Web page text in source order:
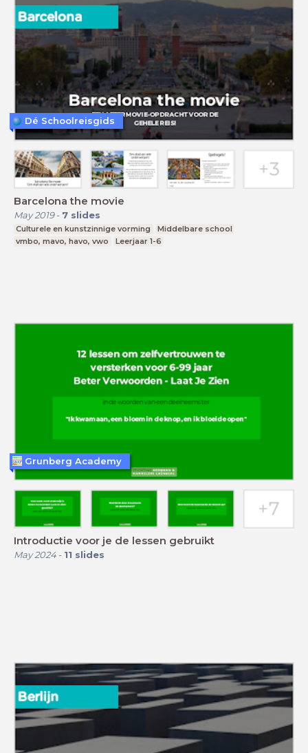
Barcelona the movie
May 2019- 7 slides
Culturele en kunstzinnige vorming
Middelbare school
vmbo, mavo, havo, vwo
Leerjaar 1-6
Dé Schoolreisgids
Introductie voor je de lessen gebruikt
May 2024- 11 slides
Grunberg Academy